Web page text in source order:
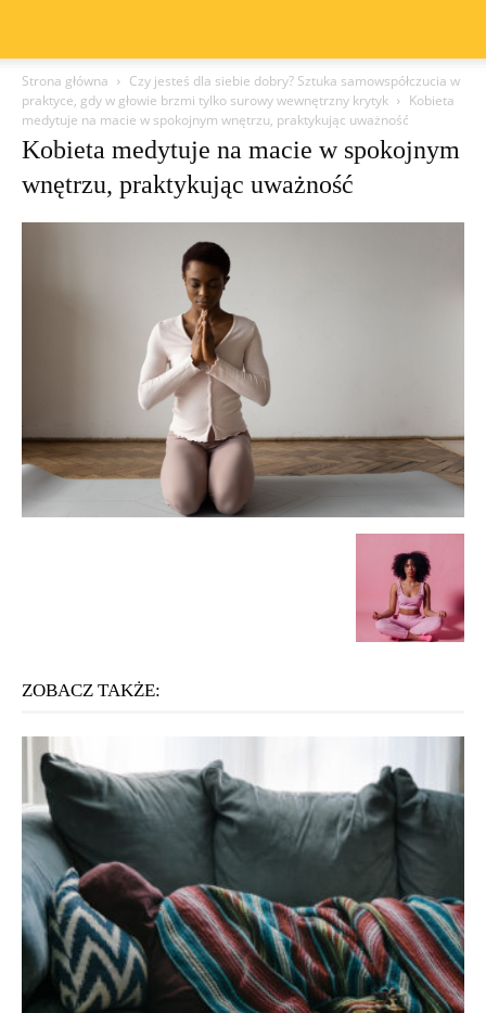
Strona główna
Czy jesteś dla siebie dobry? Sztuka samowspółczucia w
praktyce, gdy w głowie brzmi tylko surowy wewnętrzny krytyk
Kobieta
medytuje na macie w spokojnym wnętrzu, praktykując uważność
Kobieta medytuje na macie w spokojnym
wnętrzu, praktykując uważność
ZOBACZ TAKŻE: